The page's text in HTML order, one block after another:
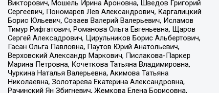
Викторович, Мошель Ирина Ароновна, Шведов Григорий
Сергеевич, Пономарев Лев Александрович, Каргалицкий
Борис Юльевич, Созаев Валерий Валерьевич, Исламов
Тимур Рифгатович, Романова Ольга Евгеньевна, Щаров
Сергей Алексадрович, Цирульников Борис Альбертович,
Гасан Ольга Павловна, Паутов Юрий Анатольевич,
Верховский Александр Маркович, Пислакова-Паркер
Марина Петровна, Кочеткова Татьяна Владимировна,
Чуркина Наталья Валерьевна, Акимова Татьяна
Николаевна, Золотарева Екатерина Александровна,
Рачинский Ян Збигневич, Жемкова Елена Борисовна,